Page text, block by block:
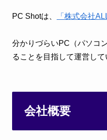
PC Shotは、 「株式会社
分かりづらいPC（パソコ
ることを目指して運営し
会社概要